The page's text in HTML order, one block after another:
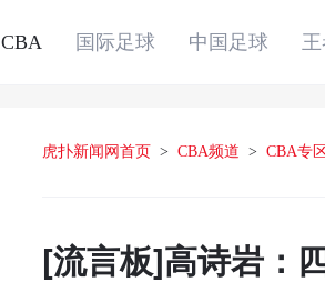
CBA 国际足球 中国足球
虎扑新闻网首页 > CBA频道 > CBA专区
[流言板]高诗岩：